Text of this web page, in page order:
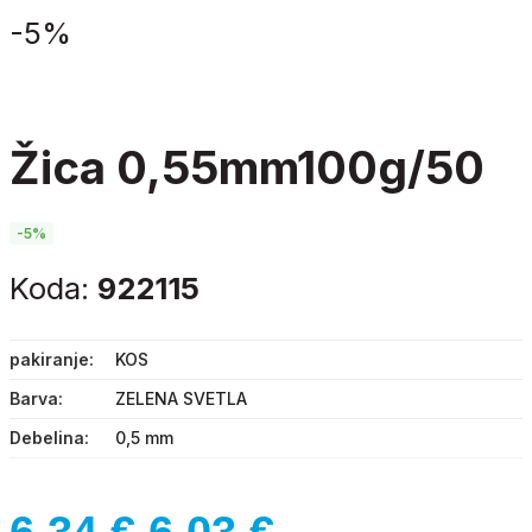
-5%
žica 0,55mm100g/50
-5%
Koda: 922115
pakiranje
KOS
Barva
ZELENA SVETLA
Debelina
0,5 mm